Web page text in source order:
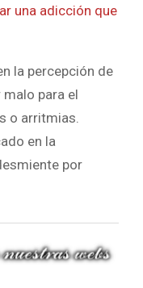
una adicción que
la percepción de
para el
o arritmias.
en la
por